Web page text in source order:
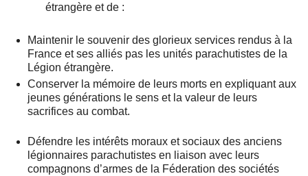
étrangère et de :
Maintenir le souvenir des glorieux services rendus à la
France et ses alliés pas les unités parachutistes de la
Légion étrangère.
Conserver la mémoire de leurs morts en expliquant aux
jeunes générations le sens et la valeur de leurs
sacrifices au combat.
Défendre les intérêts moraux et sociaux des anciens
légionnaires parachutistes en liaison avec leurs
compagnons d’armes de la Féderation des sociétés